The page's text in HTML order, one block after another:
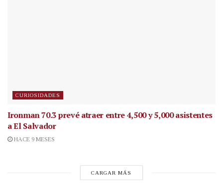
CURIOSIDADES
Ironman 70.3 prevé atraer entre 4,500 y 5,000 asistentes
a El Salvador
HACE 9 MESES
CARGAR MÁS